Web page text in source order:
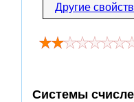
Другие
Системы